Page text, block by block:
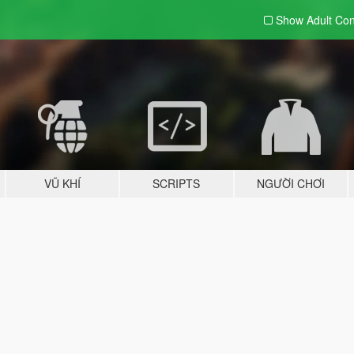
Show Adult
VŨ KHÍ SCRIPTS NGƯỜI CHƠI